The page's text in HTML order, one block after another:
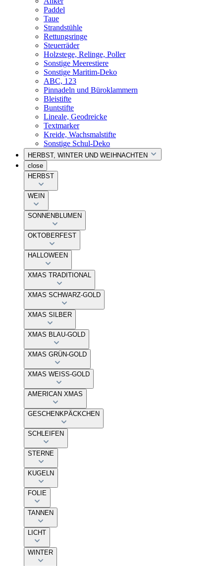
Paddel
Taue
Strandstühle
Rettungsringe
Steuerräder
Holzstege, Relinge, Poller
Sonstige Meerestiere
Sonstige Maritim-Deko
ABC, 123
Pinnadeln und Büroklammern
Bleistifte
Buntstifte
Lineale, Geodreicke
Textmarker
Kreide, Wachsmalstifte
Sonstige Schul-Deko
HERBST, WINTER UND WEIHNACHTEN
close
HERBST
WEIN
SONNENBLUMEN
OKTOBERFEST
HALLOWEEN
XMAS TRADITIONAL
XMAS SCHWARZ-GOLD
XMAS SILBER
XMAS BLAU-GOLD
XMAS GRÜN-GOLD
XMAS WEISS-GOLD
AMERICAN XMAS
GESCHENKPÄCKCHEN
SCHLEIFEN
STERNE
KUGELN
FOLIE
TANNEN
LICHT
WINTER